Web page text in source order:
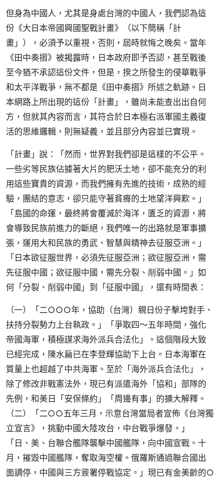
但身為中國人，尤其是身處台灣的中國人，我們認為這
份《大日本帝國興國聖戰計畫》（以下簡稱「計
畫」），必須予以重視，否則，屆時就悔之晚矣。當年
《田中奏摺》被揭露時，日本政府即予否認，甚至戰後
至今猶不承認這份文件，但是，揆之所發生的侵華戰爭
和太平洋戰爭，無不都是《田中奏摺》所述之軌跡。日
本網路上所出現的這份「計畫」，雖尚未能查出出自何
方，但就其內容而言，其符合於日本極右派軍國主義復
活的思維邏輯，則無疑義，並且部分內容並已實現。
「計畫」說：「然而，世界對我們卻是這樣的不公平。
一些劣等民族佔據著大片的肥沃土地，卻不能充分的利
用這些寶貴的資源，而我們擁有先進的技術，成熟的經
驗，團結的意志，卻只能守著貧瘠的土地望洋興歎。」
「島國的命運，最終將會覆滅於海洋，匱乏的資源，將
會導致民族前進力的斷絕，我們唯一的出路就是軍事擴
張，運用大和民族的勇武、智慧與精神去征服亞洲。」
「日本欲征服世界，必須先征服亞洲；欲征服亞洲，需
先征服中國；欲征服中國，需先分裂、削弱中國。」如
何「分裂、削弱中國」到「征服中國」，還有時間表：
（一）「二○○○年，協助（台灣）親日份子擊垮對手、
扶持分裂勢力上台執政。」「爭取四～五年時間，強化
帝國海軍，積極謀求海外派兵合法化」。這個階段大致
已經完成，陳水扁已在李登輝協助下上台。日本海軍在
質量上也超越了中共海軍。至於「海外派兵合法化」，
除了修改非戰憲法外，現已有派遣海外「協和」部隊的
先例，和美日「安保條約」「周邊有事」的擴大解釋。
（二）「二○○五年三月，示意台灣當局者宣佈《台灣獨
立宣言》，挑動中國大陸攻台，中台戰爭爆發。」
「日、美、台聯合艦隊襲擊中國艦隊，向中國宣戰。十
月，摧毀中國艦隊，奪取海空權。俄羅斯通過聯合國出
面調停，中國與三方簽署停戰協定。」現已有金美齡的○